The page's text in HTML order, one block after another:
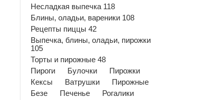
Несладкая выпечка 118
Блины, оладьи, вареники 108
Рецепты пиццы 42
Выпечка, блины, оладьи, пирожки
105
Торты и пирожные 48
Пироги
Булочки
Пирожки
Кексы
Ватрушки
Пирожные
Безе
Печенье
Рогалики